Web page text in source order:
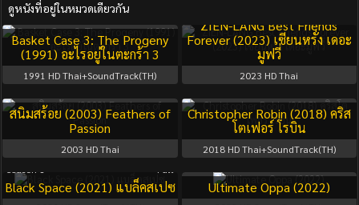
ดูหนังที่อยู่ในหมวดเดียวกัน
Basket Case 3: The Progeny
(1991) อะไรอยู่ในตะกร้า 3
1991 HD Thai+SoundTrack(TH)
ZIEN-LANG Best Friends
Forever (2023) เซียนหรั่ง เดอะ
มูฟวี่
2023 HD Thai
สนิมสร้อย (2003) Feathers of
Passion
2003 HD Thai
Christopher Robin (2018) คริส
โตเฟอร์ โรบิน
2018HD Thai+SoundTrack(TH)
Black Space (2021) แบล็คสเปซ Ultimate Oppa (2022)